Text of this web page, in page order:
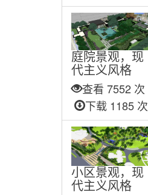
庭院景观，现
代主义风格
查看 7552 次
下载 1185 次
小区景观，现
代主义风格